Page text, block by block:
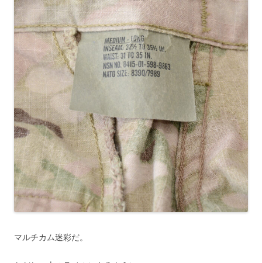
マルチカム迷彩だ。